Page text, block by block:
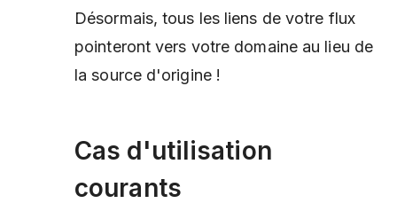
Désormais, tous les liens de votre flux
pointeront vers votre domaine au lieu de
la source d'origine !
Cas d'utilisation
courants